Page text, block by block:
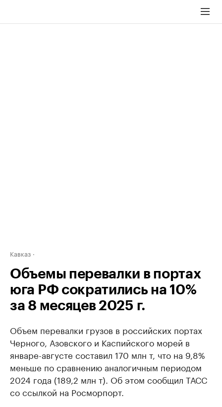
Кавказ
Объемы перевалки в портах
юга РФ сократились на 10%
за 8 месяцев 2025 г.
Объем перевалки грузов в российских портах
Черного, Азовского и Каспийского морей в
январе-августе составил 170 млн т, что на 9,8%
меньше по сравнению аналогичным периодом
2024 года (189,2 млн т). Об этом сообщил ТАСС
со ссылкой на Росморпорт.